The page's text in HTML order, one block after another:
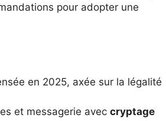
pour adopter une
en 2025, axée sur la légalité
et messagerie avec cryptage